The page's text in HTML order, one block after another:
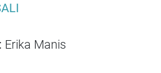
Erika Manis